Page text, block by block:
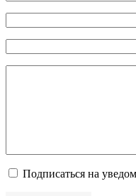
Подписаться на